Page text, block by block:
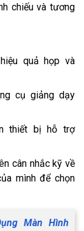
chiếu và tương
quả họp và
cụ giảng dạy
thiết bị hỗ trợ
cân nhắc kỹ về
mình để chọn
Màn Hình